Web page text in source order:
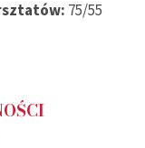
: 75/55